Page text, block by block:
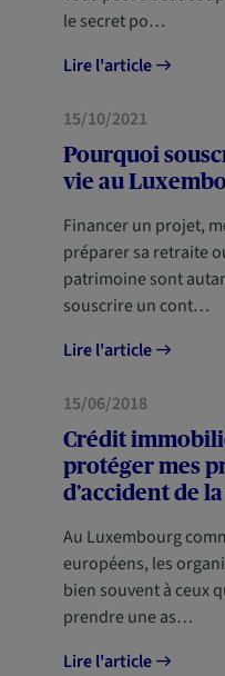
le secret po…
Lire l'article
PRÉVOYANCE
NOUVEAUX
15/10/2021
Pourquoi
vie au
Financer un projet,
préparer sa retraite
patrimoine sont
souscrire un cont…
Lire l'article
PRÉVOYANCE
15/06/2018
Crédit
protéger mes
d’accident de
Au Luxembourg
européens, les
bien souvent à ceux
prendre une as…
Lire l'article